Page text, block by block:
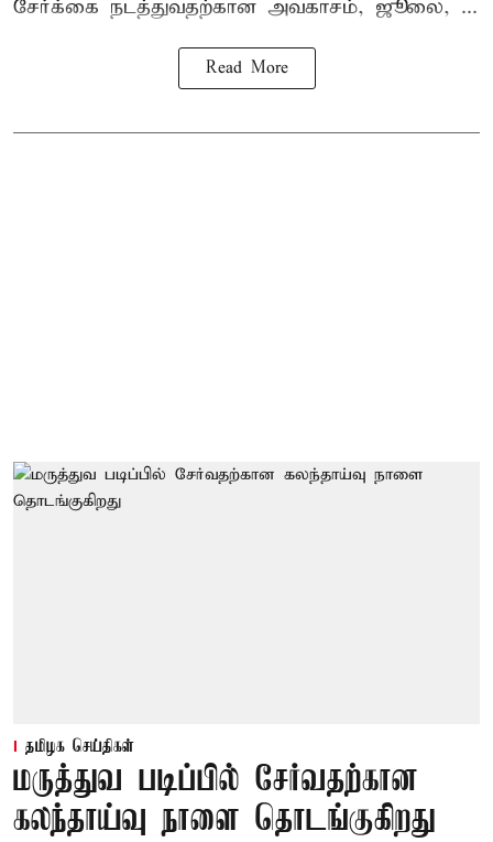
சேர்க்கை நடத்துவதற்கான அவகாசம், ஜூலை, ...
Read More
தமிழக செய்திகள்
மருத்துவ படிப்பில் சேர்வதற்கான
கலந்தாய்வு நாளை தொடங்குகிறது